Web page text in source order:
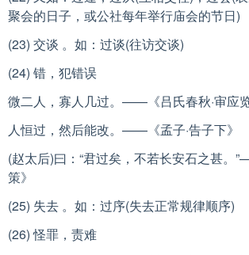
聚会的日子，或公社每年举行庙会的节日)
(23) 交谈 。如：过谈(往访交谈)
(24) 错，犯错误
微二人，寡人几过。——《吕氏春秋·审应览
人恒过，然后能改。——《孟子·告子下》
(赵太后)曰：“君过矣，不若长安石之甚。
策》
(25) 失去 。如：过序(失去正常规律顺序)
(26) 怪罪，责难